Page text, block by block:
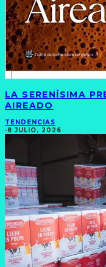
LA SERENÍSIMA
AIREADO
TENDENCIAS
·8 JULIO, 2026